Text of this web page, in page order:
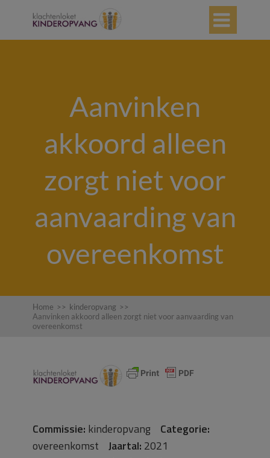

Aanvinken
akkoord alleen
zorgt niet voor
aanvaarding van
overeenkomst
Home >> kinderopvang >>
Aanvinken akkoord alleen zorgt niet voor aanvaarding van
overeenkomst
Commissie: kinderopvang Categorie:
overeenkomst Jaartal: 2021